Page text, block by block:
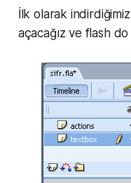
İlk olarak
açacağız ve flash do